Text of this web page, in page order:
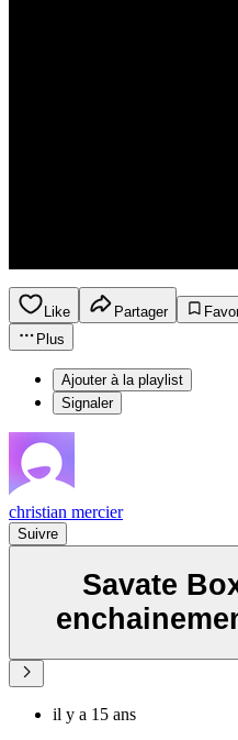
Like Partager
Plus
Ajouter à la playlist
Signaler
christian mercier
Suivre
Savate
il y a 15 ans